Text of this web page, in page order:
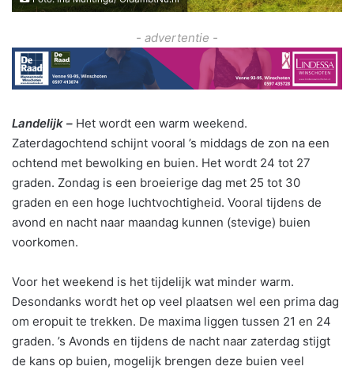
- advertentie -
Landelijk – Het wordt een warm weekend.
Zaterdagochtend schijnt vooral ’s middags de zon na een
ochtend met bewolking en buien. Het wordt 24 tot 27
graden. Zondag is een broeierige dag met 25 tot 30
graden en een hoge luchtvochtigheid. Vooral tijdens de
avond en nacht naar maandag kunnen (stevige) buien
voorkomen.
Voor het weekend is het tijdelijk wat minder warm.
Desondanks wordt het op veel plaatsen wel een prima dag
om eropuit te trekken. De maxima liggen tussen 21 en 24
graden. ’s Avonds en tijdens de nacht naar zaterdag stijgt
de kans op buien, mogelijk brengen deze buien veel